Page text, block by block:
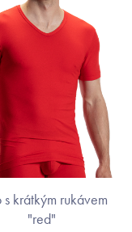
"red"